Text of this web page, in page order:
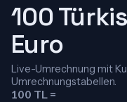
100
Euro
Live-Umrechnung mit
Umrechnungstabellen.
100 TL =